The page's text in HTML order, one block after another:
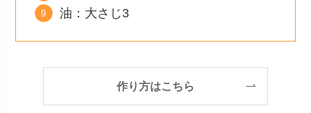
油：大さじ3
作り方はこちら